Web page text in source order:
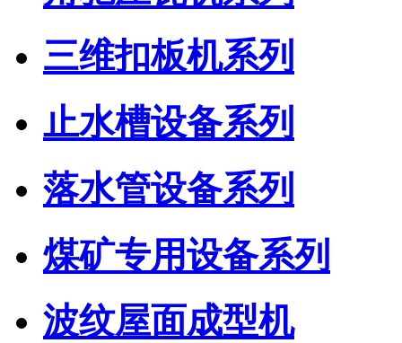
三维扣板机系列
止水槽设备系列
落水管设备系列
煤矿专用设备系列
波纹屋面成型机